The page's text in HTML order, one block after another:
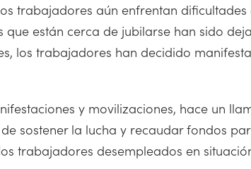
trabajadores aún enfrentan
están cerca de jubilarse han sido
los trabajadores han decidido
y movilizaciones, hace un
sostener la lucha y recaudar fondos
trabajadores desempleados en